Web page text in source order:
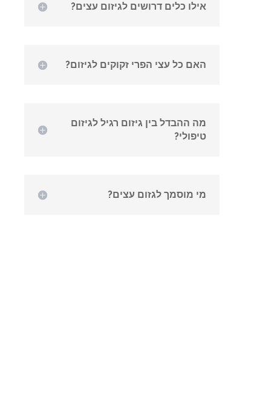
אילו כלים דרושים לגיזום עצים?
האם כל עצי הפרי זקוקים לגיזום?
מה ההבדל בין גיזום רגיל לגיזום
טיפולי?
מי מוסמך לגזום עצים?